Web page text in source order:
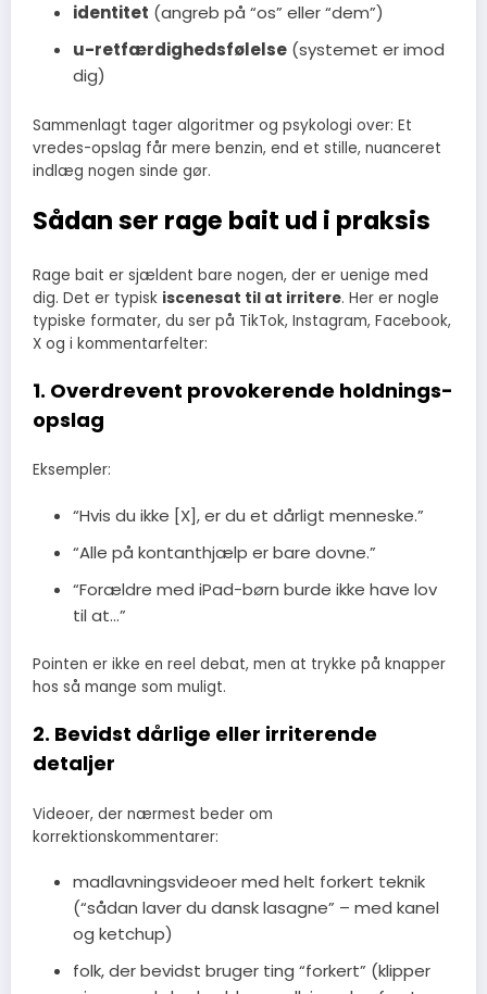
identitet (angreb på “os” eller “dem”)
u-retfærdighedsfølelse(systemet er imod
dig)
Sammenlagt tager algoritmer og psykologi over: Et
vredes-opslag får mere benzin, end et stille, nuanceret
indlæg nogen sinde gør.
Sådan ser rage bait ud i praksis
Rage bait er sjældent bare nogen, der er uenige med
dig. Det er typisk iscenesat til at irritere. Her er nogle
typiske formater, du ser på TikTok, Instagram, Facebook,
X og i kommentarfelter:
1. Overdrevent provokerende holdnings-
opslag
Eksempler:
“Hvis du ikke [X], er du et dårligt menneske.”
“Alle på kontanthjælp er bare dovne.”
“Forældre med iPad-børn burde ikke have lov
til at…”
Pointen er ikke en reel debat, men at trykke på knapper
hos så mange som muligt.
2. Bevidst dårlige eller irriterende
detaljer
Videoer, der nærmest beder om
korrektionskommentarer:
madlavningsvideoer med helt forkert teknik
(“sådan laver du dansk lasagne” – med kanel
og ketchup)
folk, der bevidst bruger ting “forkert” (klipper